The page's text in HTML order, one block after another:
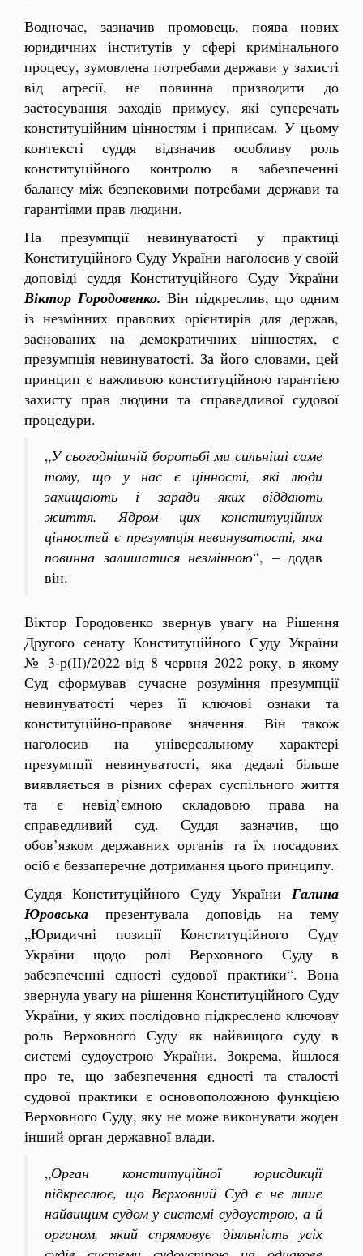
Водночас, зазначив промовець, поява нових
юридичних інститутів у сфері кримінального
процесу, зумовлена потребами держави у захисті
від агресії, не повинна призводити до
застосування заходів примусу, які суперечать
конституційним цінностям і приписам. У цьому
контексті суддя відзначив особливу роль
конституційного контролю в забезпеченні
балансу між безпековими потребами держави та
гарантіями прав людини.
На презумпції невинуватості у практиці
Конституційного Суду України наголосив у своїй
доповіді суддя Конституційного Суду України
Віктор Городовенко.Він підкреслив, що одним
із незмінних правових орієнтирів для держав,
заснованих на демократичних цінностях, є
презумпція невинуватості. За його словами, цей
принцип є важливою конституційною гарантією
захисту прав людини та справедливої судової
процедури.
„У сьогоднішній боротьбі ми сильніші саме
тому, що у нас є цінності, які люди
захищають і заради яких віддають
життя. Ядром цих конституційних
цінностей є презумпція невинуватості, яка
повинна залишатися незмінною“, – додав
він.
Віктор Городовенко звернув увагу на Рішення
Другого сенату Конституційного Суду України
№ 3-р(ІІ)/2022від 8 червня 2022 року, в якому
Суд сформував сучасне розуміння презумпції
невинуватості через її ключові ознаки та
конституційно-правове значення. Він також
наголосив на універсальному характері
презумпції невинуватості, яка дедалі більше
виявляється в різних сферах суспільного життя
та є невід’ємною складовою права на
справедливий суд. Суддя зазначив, що
обов’язком державних органів та їх посадових
осіб є беззаперечне дотримання цього принципу.
Суддя Конституційного Суду України Галина
Юровська презентувала доповідь на тему
„Юридичні позиції Конституційного Суду
України щодо ролі Верховного Суду в
забезпеченні єдності судової практики“. Вона
звернула увагу на рішення Конституційного Суду
України, у яких послідовно підкреслено ключову
роль Верховного Суду як найвищого суду в
системі судоустрою України. Зокрема, йшлося
про те, що забезпечення єдності та сталості
судової практики є основоположною функцією
Верховного Суду, яку не може виконувати жоден
інший орган державної влади.
„Орган конституційної юрисдикції
підкреслює, що Верховний Суд є не лише
найвищим судом у системі судоустрою, а й
органом, який спрямовує діяльність усіх